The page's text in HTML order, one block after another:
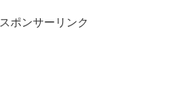
スポンサーリンク